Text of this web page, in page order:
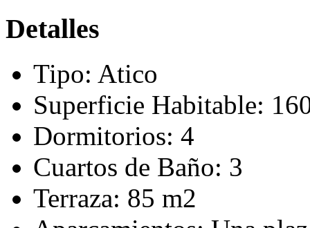
Detalles
Tipo: Atico
Superficie Habitable:
Dormitorios: 4
Cuartos de Baño: 3
Terraza: 85 m2